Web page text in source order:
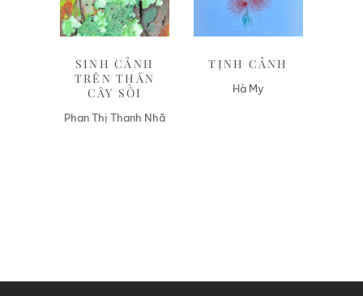
SINH CẢNH
TRÊN THÂN
CÂY SỒI
Phan Thị Thanh Nhã
TỊNH CẢNH
Hà My